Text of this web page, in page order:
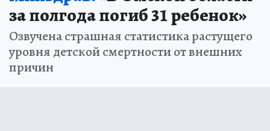
за полгода погиб 31 ребенок»
Озвучена страшная статистика растущего
уровня детской смертности от внешних
причин